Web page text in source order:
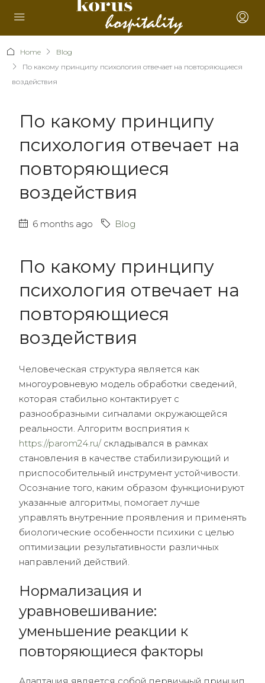
Home
Blog
По какому принципу психология отвечает на повторяющиеся
воздействия
По какому принципу
психология отвечает на
повторяющиеся
воздействия
6 months ago Blog
По какому принципу
психология отвечает на
повторяющиеся
воздействия
Человеческая структура является как
многоуровневую модель обработки сведений,
которая стабильно контактирует с
разнообразными сигналами окружающейся
реальности. Алгоритм восприятия к
https://parom24.ru/ складывался в рамках
становления в качестве стабилизирующий и
приспособительный инструмент устойчивости.
Осознание того, каким образом функционируют
указанные алгоритмы, помогает лучше
управлять внутренние проявления и применять
биологические особенности психики с целью
оптимизации результативности различных
направлений действий.
Нормализация и
уравновешивание:
уменьшение реакции к
повторяющиеся факторы